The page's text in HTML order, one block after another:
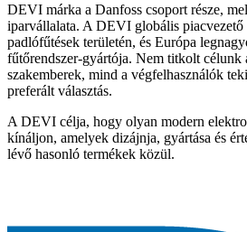
DEVI márka a Danfoss csoport része,
iparvállalata. A DEVI globális piacvezető
padlófűtések területén, és Európa
fűtőrendszer-gyártója. Nem titkolt
szakemberek, mind a végfelhasználók
preferált választás.
A DEVI célja, hogy olyan modern
kínáljon, amelyek dizájnja, gyártása és
lévő hasonló termékek közül.